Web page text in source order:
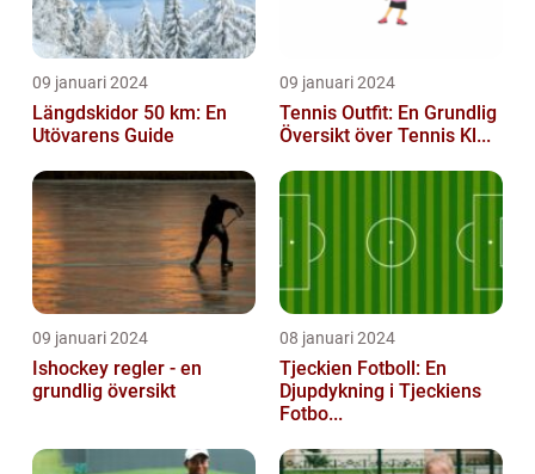
09 januari 2024
Längdskidor 50 km: En
Utövarens Guide
09 januari 2024
Tennis Outfit: En Grundlig
Översikt över Tennis Kl...
09 januari 2024
Ishockey regler - en
grundlig översikt
08 januari 2024
Tjeckien Fotboll: En
Djupdykning i Tjeckiens
Fotbo...